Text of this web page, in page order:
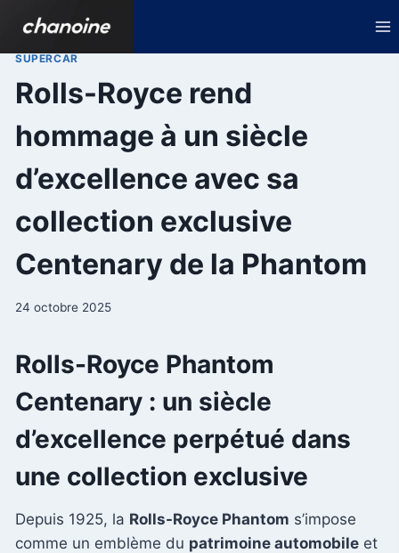
contenu
SUPERCAR
Rolls-Royce rend
hommage à un siècle
d’excellence avec sa
collection exclusive
Centenary de la Phantom
24 octobre 2025
Rolls-Royce Phantom
Centenary : un siècle
d’excellence perpétué dans
une collection exclusive
Depuis 1925, la Rolls-Royce Phantom s’impose
comme un emblème du patrimoine automobile et